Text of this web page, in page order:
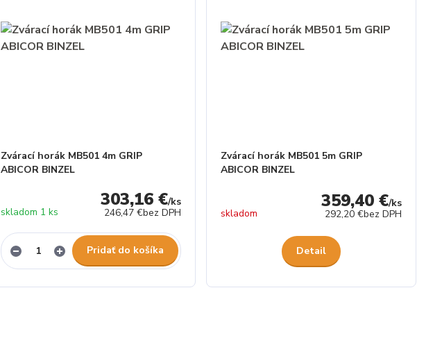
Zvárací horák MB501 4m GRIP
ABICOR BINZEL
303,16 €/ks
246,47 €bez DPH
skladom 1 ks
Pridať do košíka
Zvárací horák MB501 5m GRIP
ABICOR BINZEL
359,40 €/ks
292,20 €bez DPH
skladom
Detail